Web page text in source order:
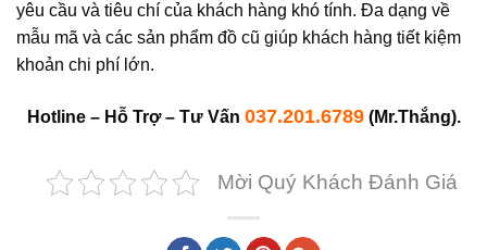
yêu cầu và tiêu chí của khách hàng khó tính. Đa dạng về
mẫu mã và các sản phẩm đồ cũ giúp khách hàng tiết kiệm
khoản chi phí lớn.
Hotline – Hỗ Trợ – Tư Vấn 037.201.6789 (Mr.Thắng).
Mời Quý Khách Đánh Giá